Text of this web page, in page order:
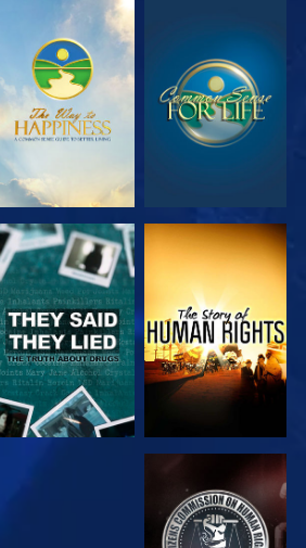
REGARDER REGARDER
REGARDER REGARDER
REGARDER